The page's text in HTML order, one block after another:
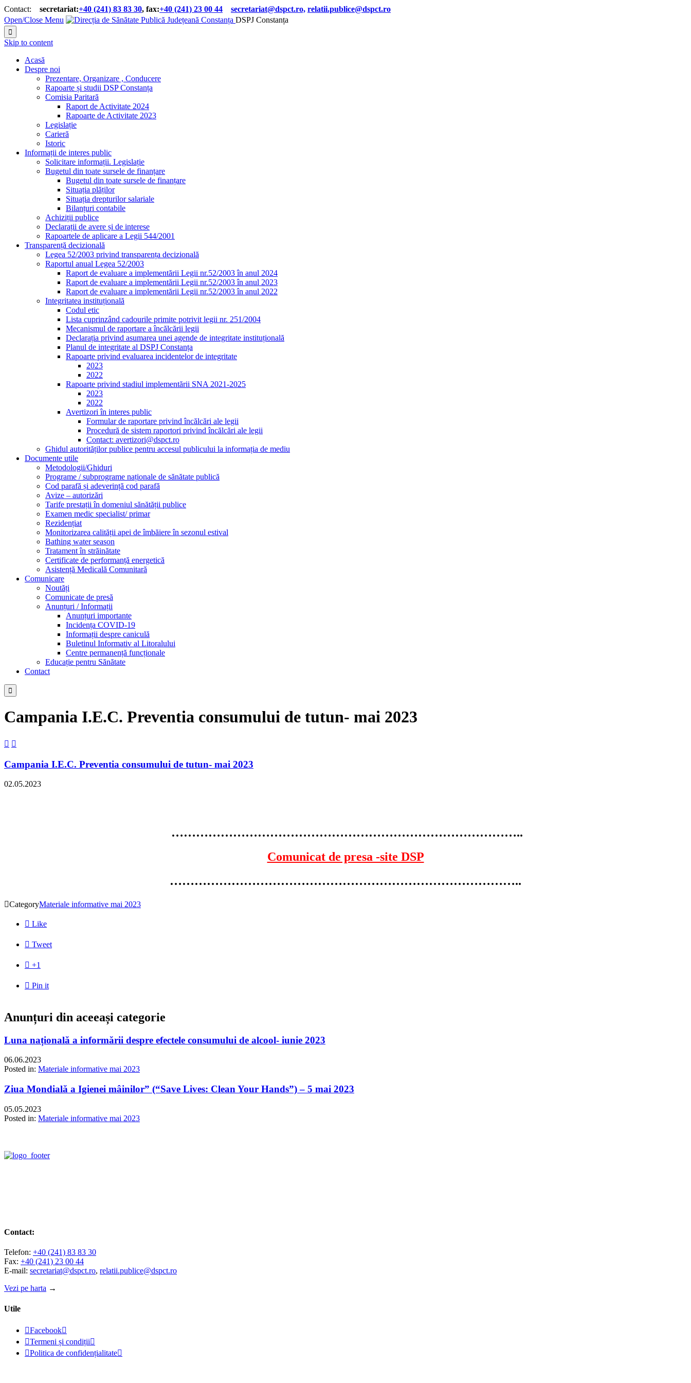
Contact: secretariat:+40 (241) 83 83 30, fax:+40 (241) 23 00 44 secretariat@dspct.ro, relatii.publice@dspct.ro
Open/Close Menu
DSPJ Constanța

Skip to content
Acasă
Despre noi
Prezentare, Organizare , Conducere
Rapoarte și studii DSP Constanța
Comisia Paritară
Raport de Activitate 2024
Rapoarte de Activitate 2023
Legislație
Carieră
Istoric
Informații de interes public
Solicitare informații. Legislație
Bugetul din toate sursele de finanțare
Bugetul din toate sursele de finanțare
Situația plăților
Situația drepturilor salariale
Bilanțuri contabile
Achiziții publice
Declarații de avere și de interese
Rapoartele de aplicare a Legii 544/2001
Transparență decizională
Legea 52/2003 privind transparența decizională
Raportul anual Legea 52/2003
Raport de evaluare a implementării Legii nr.52/2003 în anul 2024
Raport de evaluare a implementării Legii nr.52/2003 în anul 2023
Raport de evaluare a implementării Legii nr.52/2003 în anul 2022
Integritatea instituțională
Codul etic
Lista cuprinzând cadourile primite potrivit legii nr. 251/2004
Mecanismul de raportare a încălcării legii
Declarația privind asumarea unei agende de integritate instituțională
Planul de integritate al DSPJ Constanța
Rapoarte privind evaluarea incidentelor de integritate
2023
2022
Rapoarte privind stadiul implementării SNA 2021-2025
2023
2022
Avertizori în interes public
Formular de raportare privind încălcări ale legii
Procedură de sistem raportori privind încălcări ale legii
Contact: avertizori@dspct.ro
Ghidul autorităților publice pentru accesul publicului la informația de mediu
Documente utile
Metodologii/Ghiduri
Programe / subprograme naționale de sănătate publică
Cod parafă și adeverință cod parafă
Avize – autorizări
Tarife prestații în domeniul sănătății publice
Examen medic specialist/ primar
Rezidențiat
Monitorizarea calității apei de îmbăiere în sezonul estival
Bathing water season
Tratament în străinătate
Certificate de performanță energetică
Asistență Medicală Comunitară
Comunicare
Noutăți
Comunicate de presă
Anunțuri / Informații
Anunțuri importante
Incidența COVID-19
Informații despre caniculă
Buletinul Informativ al Litoralului
Centre permanență funcționale
Educație pentru Sănătate
Contact

Campania I.E.C. Preventia consumului de tutun- mai 2023
 
Campania I.E.C. Preventia consumului de tutun- mai 2023
02.05.2023
…………………………………………………………………………..
Comunicat de presa -site DSP
…………………………………………………………………………..
CategoryMateriale informative mai 2023
 Like
 Tweet
 +1
 Pin it
Anunțuri din aceeași categorie
Luna națională a informării despre efectele consumului de alcool- iunie 2023
06.06.2023
Posted in: Materiale informative mai 2023
Ziua Mondială a Igienei mâinilor” (“Save Lives: Clean Your Hands”) – 5 mai 2023
05.05.2023
Posted in: Materiale informative mai 2023
Contact:
Telefon: +40 (241) 83 83 30
Fax: +40 (241) 23 00 44
E-mail: secretariat@dspct.ro, relatii.publice@dspct.ro
Vezi pe harta →
Utile
Facebook
Termeni și condiții
Politica de confidențialitate